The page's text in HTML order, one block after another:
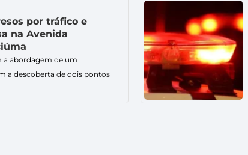
em Laguna. De acordo
por tráfico e
na Avenida
a abordagem de um
a descoberta de dois pontos
na cidade. Dois homens